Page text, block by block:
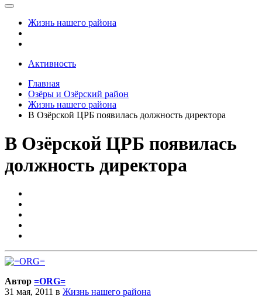
Жизнь нашего района
Активность
Главная
Озёры и Озёрский район
Жизнь нашего района
В Озёрской ЦРБ появилась должность директора
В Озёрской ЦРБ появилась
должность директора
Автор =ORG=
31 мая, 2011 в Жизнь нашего района